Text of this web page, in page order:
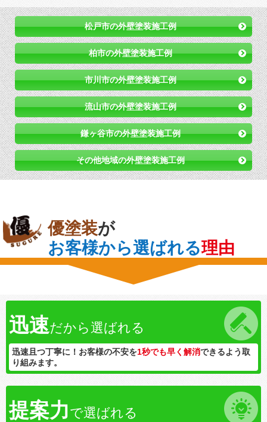
松戸市の外壁塗装施工例
柏市の外壁塗装施工例
市川市の外壁塗装施工例
流山市の外壁塗装施工例
鎌ヶ谷市の外壁塗装施工例
その他地域の外壁塗装施工例
優塗装が
お客様から選ばれる理由
迅速だから選ばれる
迅速且つ丁寧に！お客様の不安を1秒でも早く解消できるよう取
り組みます。
提案力で選ばれる